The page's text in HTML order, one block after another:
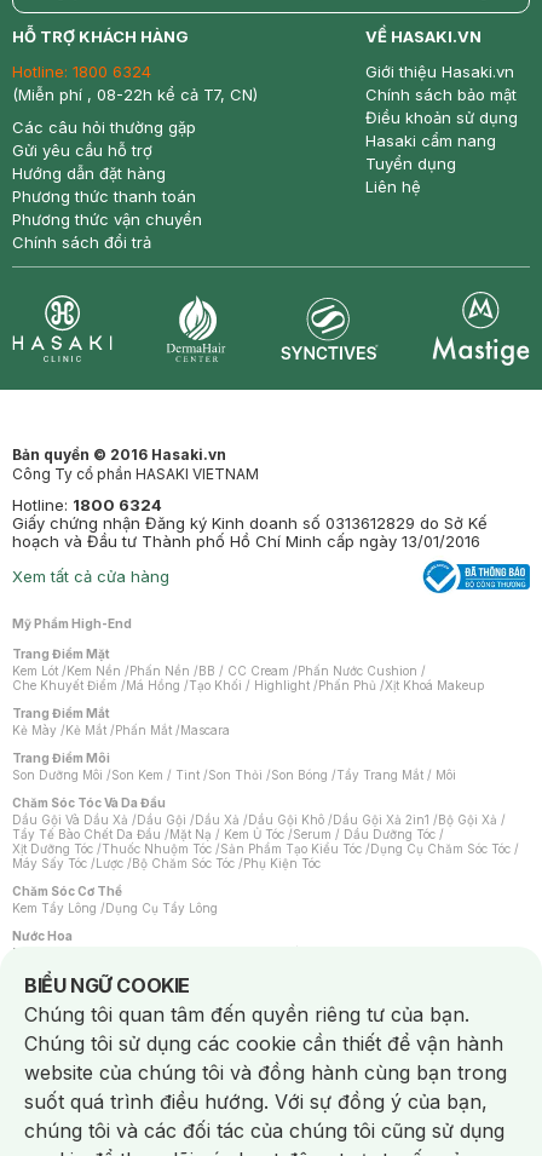
return nowfree price
HỖ TRỢ KHÁCH HÀNG
Hotline: 1800 6324
(Miễn phí , 08-22h kể cả T7, CN)
Các câu hỏi thường gặp
Gửi yêu cầu hỗ trợ
Hướng dẫn đặt hàng
Phương thức thanh toán
Phương thức vận chuyển
Chính sách đổi trả
VỀ HASAKI.VN
Giới thiệu Hasaki.vn
Chính sách bảo mật
Điều khoản sử dụng
Hasaki cẩm nang
Tuyển dụng
Liên hệ
Bản quyền © 2016 Hasaki.vn
Công Ty cổ phần HASAKI VIETNAM
Hotline: 1800 6324
Giấy chứng nhận Đăng ký Kinh doanh số 0313612829 do Sở Kế
hoạch và Đầu tư Thành phố Hồ Chí Minh cấp ngày 13/01/2016
Xem tất cả cửa hàng
Mỹ Phẩm High-End
Trang Điểm Mặt
Kem Lót /Kem Nền /Phấn Nền /BB / CC Cream /Phấn Nước Cushion /
Che Khuyết Điểm /Má Hồng /Tạo Khối / Highlight /Phấn Phủ /Xịt Khoá Makeup
Trang Điểm Mắt
Kẻ Mày /Kẻ Mắt /Phấn Mắt /Mascara
Trang Điểm Môi
Son Dưỡng Môi /Son Kem / Tint /Son Thỏi /Son Bóng /Tẩy Trang Mắt / Môi
Chăm Sóc Tóc Và Da Đầu
Dầu Gội Và Dầu Xả /Dầu Gội /Dầu Xả /Dầu Gội Khô /Dầu Gội Xả 2in1 /Bộ Gội Xả /
Tẩy Tế Bào Chết Da Đầu /Mặt Nạ / Kem Ủ Tóc /Serum / Dầu Dưỡng Tóc /
Xịt Dưỡng Tóc /Thuốc Nhuộm Tóc /Sản Phẩm Tạo Kiểu Tóc /Dụng Cụ Chăm Sóc Tóc /
Máy Sấy Tóc /Lược /Bộ Chăm Sóc Tóc /Phụ Kiện Tóc
Chăm Sóc Cơ Thể
Kem Tẩy Lông /Dụng Cụ Tẩy Lông
Nước Hoa
Nước Hoa Nữ
Chăm Sóc Cá Nhân
Chống Muỗi /Khẩu Trang /Máy Massage/Mặt Nạ Xông Hơi /Nước Rửa Tay/
Sản Phẩm Chăm Sóc Khác /Bàn Chải Đánh Răng /Bàn Chải Điện/
Hỗ Trợ Trắng Răng/Kem Đánh Răng /Máy Tăm Nước/ Nước Súc Miệng/
Tăm / Chỉ Nha Khoa/ Xịt Thơm Miệng / Dung Dịch Vệ Sinh/Dưỡng Vùng Kín/
Khăn Ướt Vệ Sinh Vùng Kín/Băng Vệ Sinh/Tampon/Bọt Cạo Râu /Dao Cạo Râu/
Máy Cạo Râu
Vấn Đề Về Da
Da Dầu / Lỗ Chân Lông To/ Da Khô / Mất Nước/ Da Lão Hóa/ Da Mụn/
Da Nhạy Cảm / Kích Ứng
Da Xỉn Màu Thâm / Nám / Tàn Nhang
BIỂU NGỮ COOKIE
Notice about cookies usage
Chúng tôi quan tâm đến quyền riêng tư của bạn.
Chúng tôi sử dụng các cookie cần thiết để vận hành
website của chúng tôi và đồng hành cùng bạn trong
suốt quá trình điều hướng. Với sự đồng ý của bạn,
chúng tôi và các đối tác của chúng tôi cũng sử dụng